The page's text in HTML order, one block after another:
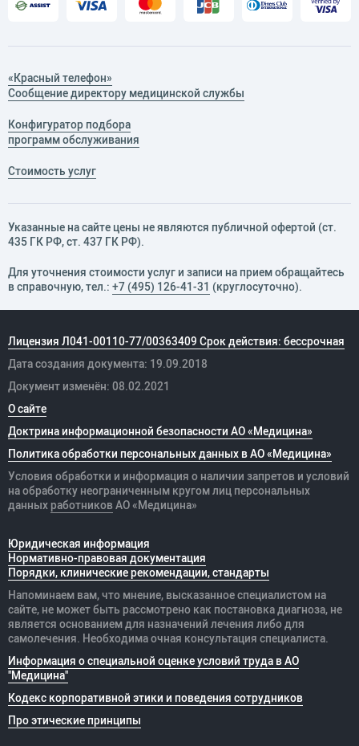
«Красный телефон»
Сообщение директору медицинской службы
Конфигуратор подбора
программ обслуживания
Стоимость услуг
Указанные на сайте цены не являются публичной офертой (ст.
435 ГК РФ, cт. 437 ГК РФ).
Для уточнения стоимости услуг и записи на прием обращайтесь
в справочную, тел.: +7 (495) 126-41-31 (круглосуточно).
Лицензия Л041-00110-77/00363409 Срок действия: бессрочная
Дата создания документа: 19.09.2018
Документ изменён: 08.02.2021
О сайте
Доктрина информационной безопасности АО «Медицина»
Политика обработки персональных данных в АО «Медицина»
Условия обработки и информация о наличии запретов и условий
на обработку неограниченным кругом лиц персональных
данных работников АО «Медицина»
Юридическая информация
Нормативно-правовая документация
Порядки, клинические рекомендации, стандарты
Напоминаем вам, что мнение, высказанное специалистом на
сайте, не может быть рассмотрено как постановка диагноза, не
является основанием для назначений лечения либо для
самолечения. Необходима очная консультация специалиста.
Информация о специальной оценке условий труда в АО
"Медицина"
Кодекс корпоративной этики и поведения сотрудников
Про этические принципы